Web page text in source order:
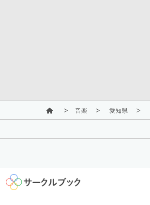
音楽 愛知県